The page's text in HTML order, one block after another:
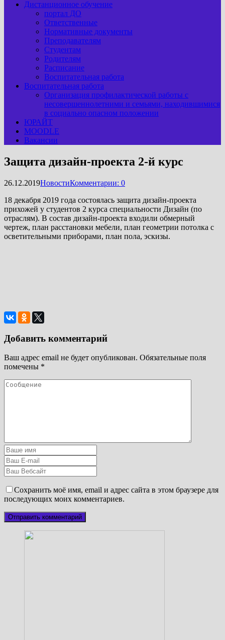
Дистанционное обучение
портал ДО
Ответственные
Нормативные документы
Преподавателям
Студентам
Родителям
Расписание
Воспитательная работа
Воспитательная работа
Организация профилактической работы с
несовершеннолетними и семьями, находившимися
в социально опасном положении
ЮРАЙТ
MOODLE
Вакансии
Защита дизайн-проекта 2-й курс
26.12.2019НовостиКомментарии: 0
18 декабря 2019 года состоялась защита дизайн-проекта
прихожей у студентов 2 курса специальности Дизайн (по
отраслям). В состав дизайн-проекта входили обмерный
чертеж, план расстановки мебели, план геометрии потолка с
осветительными приборами, план пола, эскизы.
Добавить комментарий
Ваш адрес email не будет опубликован. Обязательные поля
помечены *
Сохранить моё имя, email и адрес сайта в этом браузере для
последующих моих комментариев.